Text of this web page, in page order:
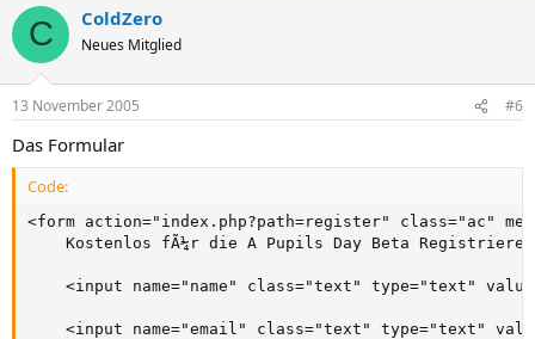
C ColdZero
Neues Mitglied
13 November 2005 #6
Das Formular
Code:
<form action="index.php?path=register" class="ac"